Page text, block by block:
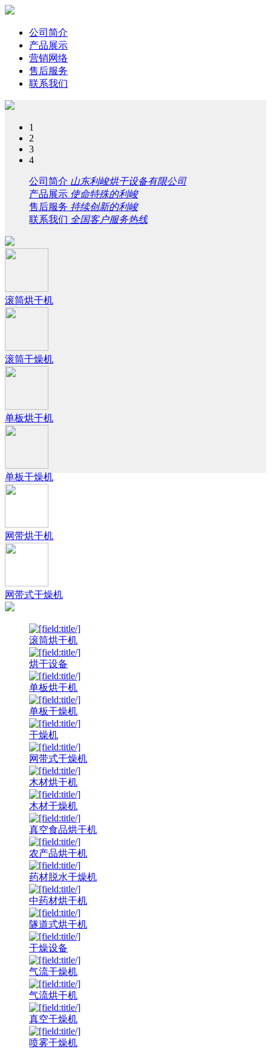
公司简介
产品展示
营销网络
售后服务
联系我们
1
2
3
4
公司简介 山东利峻烘干设备有限公司
产品展示 使命特殊的利峻
售后服务 持续创新的利峻
联系我们 全国客户服务热线
滚筒烘干机
滚筒干燥机
单板烘干机
单板干燥机
网带烘干机
网带式干燥机
滚筒烘干机
烘干设备
单板烘干机
单板干燥机
干燥机
网带式干燥机
木材烘干机
木材干燥机
真空食品烘干机
农产品烘干机
药材脱水干燥机
中药材烘干机
隧道式烘干机
干燥设备
气流干燥机
气流烘干机
真空干燥机
喷雾干燥机